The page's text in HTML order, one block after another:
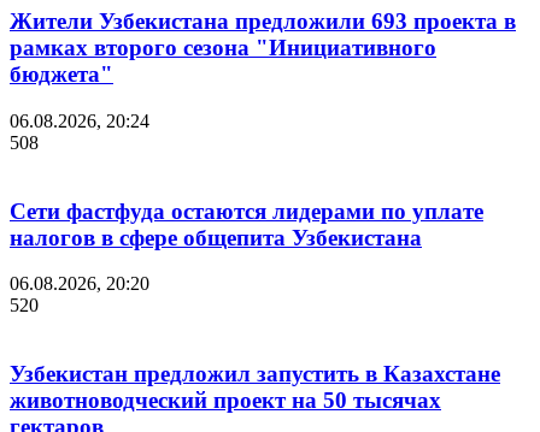
Жители Узбекистана предложили 693 проекта в
рамках второго сезона "Инициативного
бюджета"
06.08.2026, 20:24
508
Сети фастфуда остаются лидерами по уплате
налогов в сфере общепита Узбекистана
06.08.2026, 20:20
520
Узбекистан предложил запустить в Казахстане
животноводческий проект на 50 тысячах
гектаров